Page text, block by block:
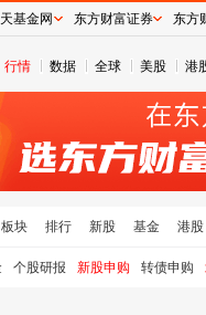
行情 数据 全球 美股 港
板块 排行 新股 基金 港股
个股研报 新股申购 转债申购
基金网 东方财富证券 东方